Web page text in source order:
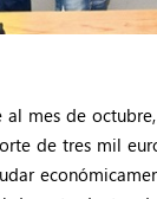
mes de
de tres mil